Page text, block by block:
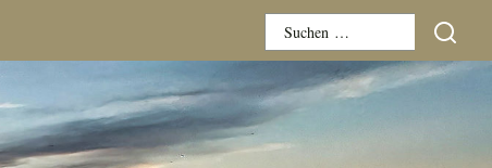
Suchen
nach: